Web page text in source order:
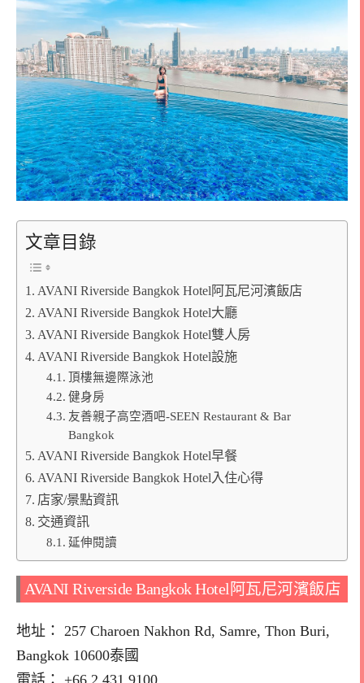
文章目錄
AVANI Riverside Bangkok Hotel阿瓦尼河濱飯店
AVANI Riverside Bangkok Hotel大廳
AVANI Riverside Bangkok Hotel雙人房
AVANI Riverside Bangkok Hotel設施
頂樓無邊際泳池
健身房
友善親子高空酒吧-SEEN Restaurant & Bar
Bangkok
AVANI Riverside Bangkok Hotel早餐
AVANI Riverside Bangkok Hotel入住心得
店家/景點資訊
交通資訊
延伸閱讀
AVANI Riverside Bangkok Hotel阿瓦尼河濱飯店
地址： 257 Charoen Nakhon Rd, Samre, Thon Buri,
Bangkok 10600泰國
電話： +66 2 431 9100